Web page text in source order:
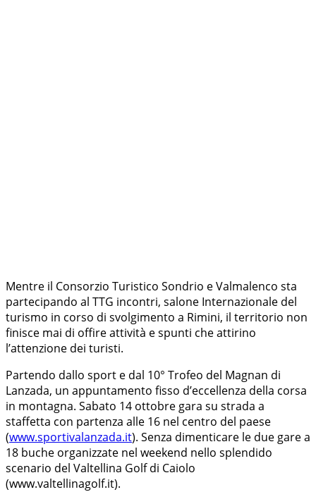
Mentre il Consorzio Turistico Sondrio e Valmalenco sta
partecipando al TTG incontri, salone Internazionale del
turismo in corso di svolgimento a Rimini, il territorio non
finisce mai di offire attività e spunti che attirino
l’attenzione dei turisti.
Partendo dallo sport e dal 10° Trofeo del Magnan di
Lanzada, un appuntamento fisso d’eccellenza della corsa
in montagna. Sabato 14 ottobre gara su strada a
staffetta con partenza alle 16 nel centro del paese
(www.sportivalanzada.it). Senza dimenticare le due gare a
18 buche organizzate nel weekend nello splendido
scenario del Valtellina Golf di Caiolo
(www.valtellinagolf.it).